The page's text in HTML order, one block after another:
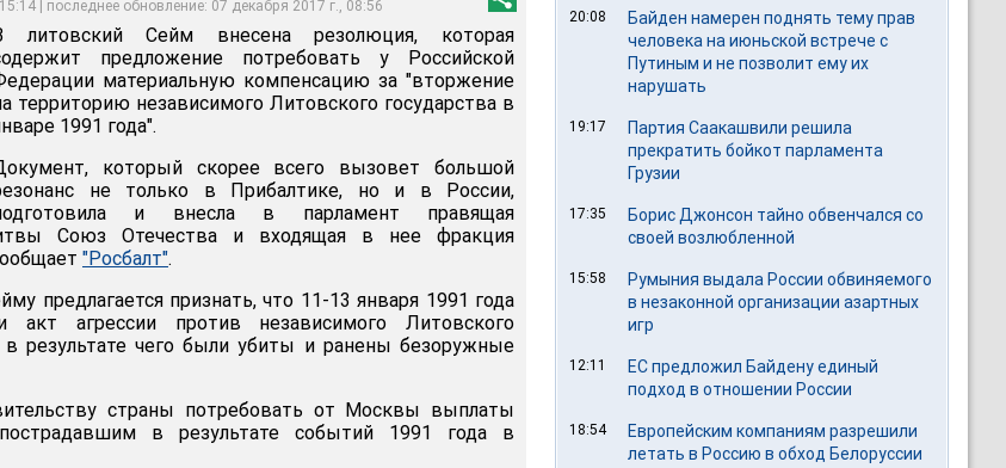
| последнее обновление: 07 декабря 2017 г., 08:56
литовский Сейм внесена резолюция, которая
предложение потребовать у Российской
материальную компенсацию за "вторжение
территорию независимого Литовского государства в
1991 года".
который скорее всего вызовет большой
не только в Прибалтике, но и в России,
и внесла в парламент правящая
Союз Отечества и входящая в нее фракция
"Росбалт".
предлагается признать, что 11-13 января 1991 года
акт агрессии против независимого Литовского
в результате чего были убиты и ранены безоружные
страны потребовать от Москвы выплаты
в результате событий 1991 года в
20:08
Байден намерен поднять тему прав
человека на июньской встрече с
Путиным и не позволит ему их
нарушать
19:17
Партия Саакашвили решила
прекратить бойкот парламента
Грузии
17:35
Борис Джонсон тайно обвенчался со
своей возлюбленной
15:58
Румыния выдала России обвиняемого
в незаконной организации азартных
игр
12:11
ЕС предложил Байдену единый
подход в отношении России
18:54
Европейским компаниям разрешили
летать в Россию в обход Белоруссии